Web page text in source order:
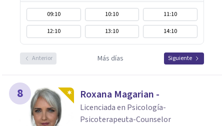
09:10 10:10
11:10
12:10
13:10 14:10
Anterior Más días Siguiente
8 Roxana Magarian -
Licenciada en Psicología-
Psicoterapeuta-Counselor